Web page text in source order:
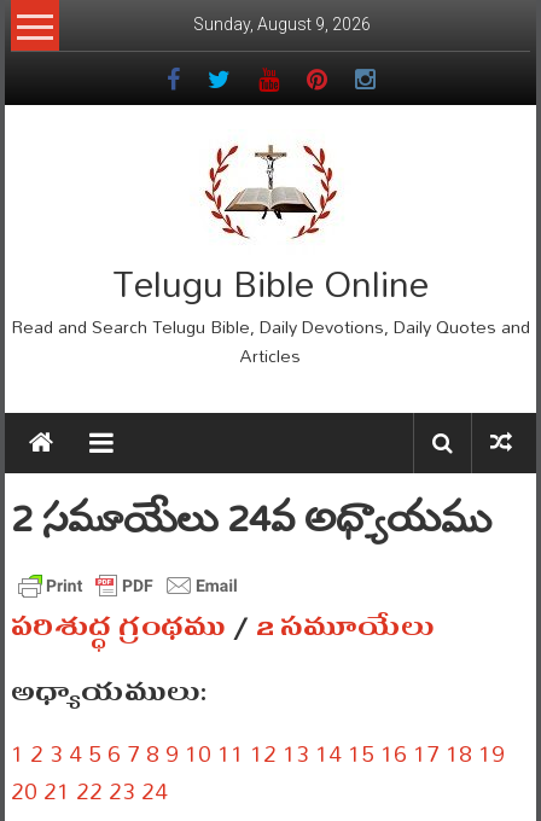
Skip
to
Sunday, August 9, 2026
Telugu Bible Online
Read and Search Telugu Bible, Daily Devotions, Daily Quotes and
Articles
2 సమూయేలు 24వ అధ్యాయము
పరిశుద్ధ గ్రంథము/2 సమూయేలు
అధ్యాయములు:
1 23456789 10 11 12 13 1415 16 17 18 19
2021 222324